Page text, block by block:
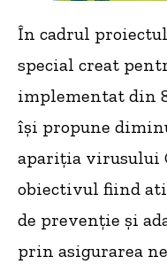
În cadrul
special creat
implementat din
își propune
apariția virusului
obiectivul fiind
de prevenție și
prin asigurarea